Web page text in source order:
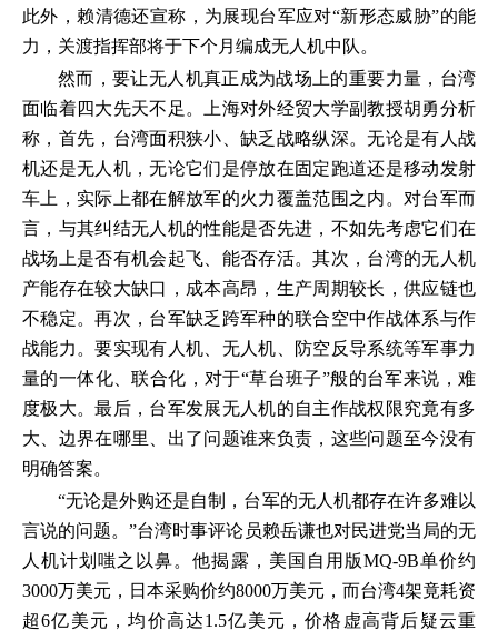
此外，赖清德还宣称，为展现台军应对“新形态威胁”的能
力，关渡指挥部将于下个月编成无人机中队。
然而，要让无人机真正成为战场上的重要力量，台湾
面临着四大先天不足。上海对外经贸大学副教授胡勇分析
称，首先，台湾面积狭小、缺乏战略纵深。无论是有人战
机还是无人机，无论它们是停放在固定跑道还是移动发射
车上，实际上都在解放军的火力覆盖范围之内。对台军而
言，与其纠结无人机的性能是否先进，不如先考虑它们在
战场上是否有机会起飞、能否存活。其次，台湾的无人机
产能存在较大缺口，成本高昂，生产周期较长，供应链也
不稳定。再次，台军缺乏跨军种的联合空中作战体系与作
战能力。要实现有人机、无人机、防空反导系统等军事力
量的一体化、联合化，对于“草台班子”般的台军来说，难
度极大。最后，台军发展无人机的自主作战权限究竟有多
大、边界在哪里、出了问题谁来负责，这些问题至今没有
明确答案。
“无论是外购还是自制，台军的无人机都存在许多难以
言说的问题。”台湾时事评论员赖岳谦也对民进党当局的无
人机计划嗤之以鼻。他揭露，美国自用版MQ-9B单价约
3000万美元，日本采购价约8000万美元，而台湾4架竟耗资
超6亿美元，均价高达1.5亿美元，价格虚高背后疑云重